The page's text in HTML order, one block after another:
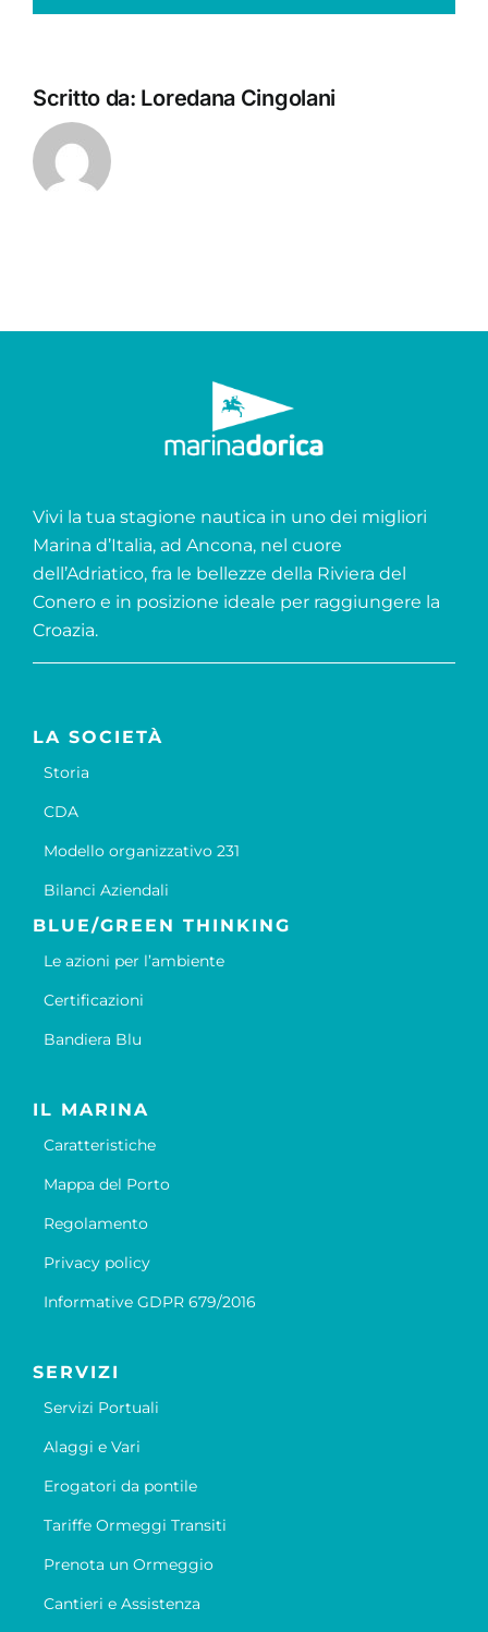
Scritto da: Loredana Cingolani
Vivi la tua stagione nautica in uno dei migliori
Marina d’Italia, ad Ancona, nel cuore
dell’Adriatico, fra le bellezze della Riviera del
Conero e in posizione ideale per raggiungere la
Croazia.
LA SOCIETÀ
Storia
CDA
Modello organizzativo 231
Bilanci Aziendali
BLUE/GREEN THINKING
Le azioni per l’ambiente
Certificazioni
Bandiera Blu
IL MARINA
Caratteristiche
Mappa del Porto
Regolamento
Privacy policy
Informative GDPR 679/2016
SERVIZI
Servizi Portuali
Alaggi e Vari
Erogatori da pontile
Tariffe Ormeggi Transiti
Prenota un Ormeggio
Cantieri e Assistenza